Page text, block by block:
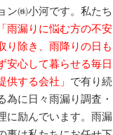
ン㈱小河です。私たち
「雨漏りに悩む方の不安
り除き、雨降りの日も
安心して暮らせる毎日
供する会社」 で有り続
為に日々雨漏り調査・
に励んでいます。雨漏